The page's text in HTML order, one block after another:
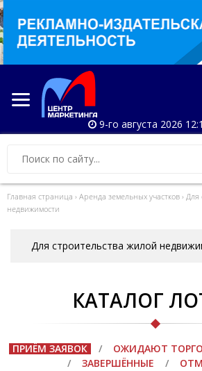
9-го августа 2026
Главная страница › Аренда земельных участков › Для
недвижимости
Для строительства жилой
КАТАЛОГ
ПРИЁМ ЗАЯВОК / ОЖИДАЮТ
/
ЗАВЕРШЁННЫЕ /